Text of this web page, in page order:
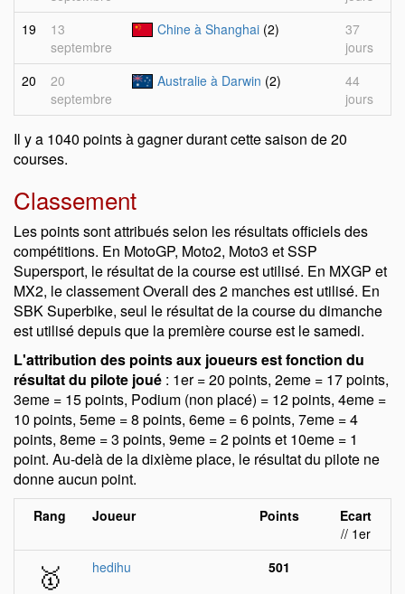
19
13
septembre
Chine à Shanghai (2)
37
jours
20
20
septembre
Australie à Darwin (2)
44
jours
Il y a 1040 points à gagner durant cette saison de 20
courses.
Classement
Les points sont attribués selon les résultats officiels des
compétitions. En MotoGP, Moto2, Moto3 et SSP
Supersport, le résultat de la course est utilisé. En MXGP et
MX2, le classement Overall des 2 manches est utilisé. En
SBK Superbike, seul le résultat de la course du dimanche
est utilisé depuis que la première course est le samedi.
L'attribution des points aux joueurs est fonction du
résultat du pilote joué : 1er = 20 points, 2eme = 17 points,
3eme = 15 points, Podium (non placé) = 12 points, 4eme =
10 points, 5eme = 8 points, 6eme = 6 points, 7eme = 4
points, 8eme = 3 points, 9eme = 2 points et 10eme = 1
point. Au-delà de la dixième place, le résultat du pilote ne
donne aucun point.
Rang Joueur Points
Ecart
// 1er
🥇 hedihu 501